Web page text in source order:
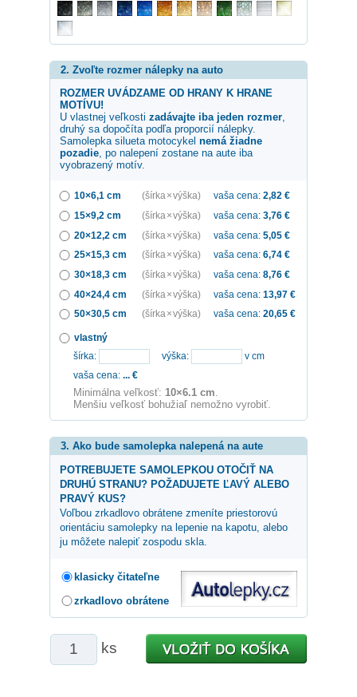
2. Zvoľte rozmer nálepky na auto
ROZMER UVÁDZAME OD HRANY K HRANE
MOTÍVU!
U vlastnej veľkosti zadávajte iba jeden rozmer,
druhý sa dopočíta podľa proporcií nálepky.
Samolepka silueta motocykel nemá žiadne
pozadie, po nalepení zostane na aute iba
vyobrazený motív.
10×6,1 cm (šírka × výška) vaša cena: 2,82 €
15×9,2 cm
(šírka × výška) vaša cena: 3,76 €
20×12,2 cm
(šírka × výška) vaša cena: 5,05 €
25×15,3 cm
(šírka × výška) vaša cena: 6,74 €
30×18,3 cm
(šírka × výška) vaša cena: 8,76 €
40×24,4 cm
(šírka × výška) vaša cena: 13,97 €
50×30,5 cm
(šírka × výška) vaša cena: 20,65 €
vlastný
šírka:
výška:
v cm
vaša cena: ... €
Minimálna veľkosť: 10×6.1 cm
Menšiu veľkosť bohužiaľ nemožno vyrobiť.
3. Ako bude samolepka nalepená na aute
POTREBUJETE SAMOLEPKOU OTOČIŤ NA
DRUHÚ STRANU? POŽADUJETE ĽAVÝ ALEBO
PRAVÝ KUS?
Voľbou zrkadlovo obrátene zmeníte priestorovú
orientáciu samolepky na lepenie na kapotu, alebo
ju môžete nalepiť zospodu skla.
klasicky čitateľne
zrkadlovo obrátene
ks